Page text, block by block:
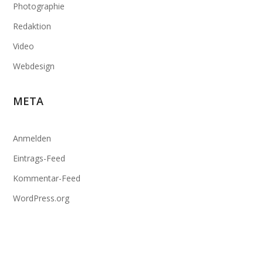
Photographie
Redaktion
Video
Webdesign
META
Anmelden
Eintrags-Feed
Kommentar-Feed
WordPress.org